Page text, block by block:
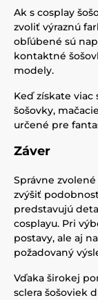
Ak s cosplay
zvoliť výraznú
obľúbené sú
kontaktné
modely.
Keď získate
šošovky,
určené pre
Záver
Správne
zvýšiť
predstavujú
cosplayu. Pri
postavy, ale aj
požadovaný
Vďaka širokej
sclera šošoviek